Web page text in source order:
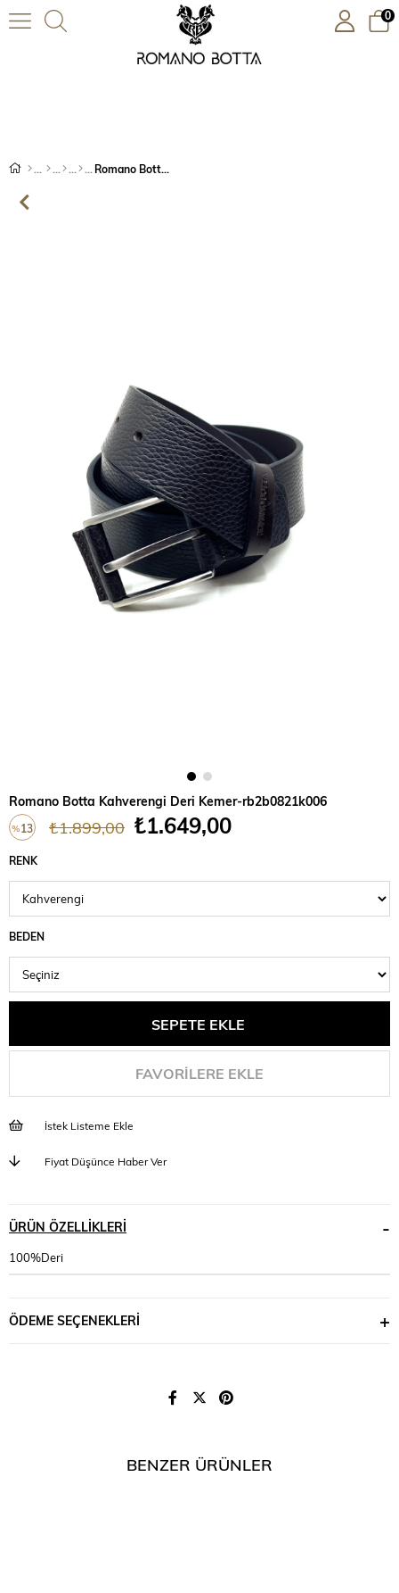
0
Romano Botta Kahverengi Deri Kemer-rb2b0821k006
Romano Botta Kahverengi Deri Kemer-rb2b0821k006
%13
İndirim
₺1.899,00 ₺1.649,00
RENK
BEDEN
FAVORILERE EKLE
İstek Listeme Ekle
Fiyat Düşünce Haber Ver
ÜRÜN ÖZELLIKLERI
100%Deri
ÖDEME SEÇENEKLERI
BENZER ÜRÜNLER